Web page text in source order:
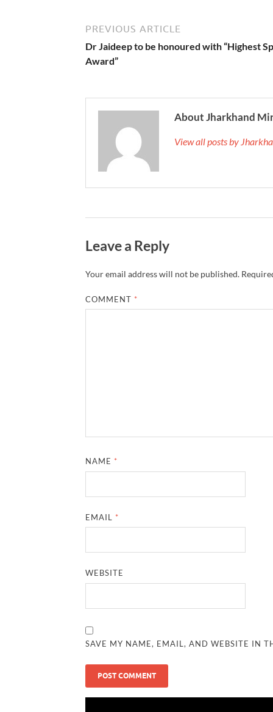
PREVIOUS ARTICLE
Dr Jaideep to be honoured with “Highest
Award”
About Jharkhand
View all posts by
Leave a Reply
Your email address will not be published.
COMMENT *
NAME *
EMAIL *
WEBSITE
SAVE MY NAME, EMAIL, AND WEBSITE IN